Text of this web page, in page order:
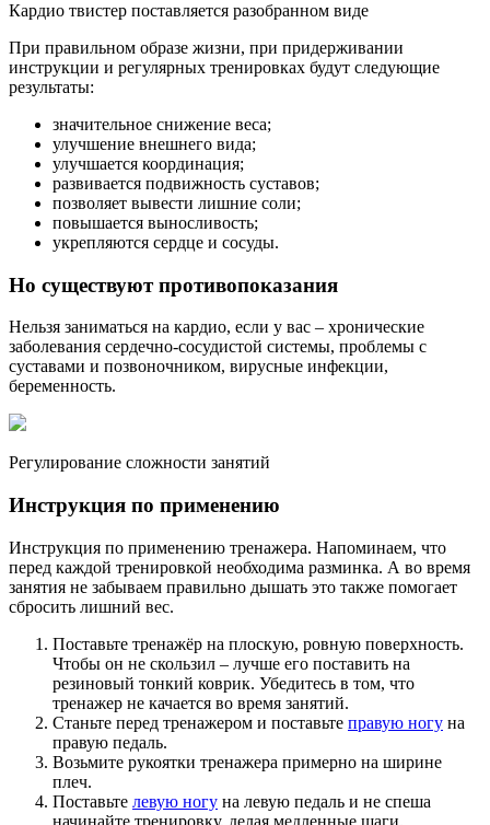
Кардио твистер поставляется разобранном виде
При правильном образе жизни, при придерживании
инструкции и регулярных тренировках будут следующие
результаты:
значительное снижение веса;
улучшение внешнего вида;
улучшается координация;
развивается подвижность суставов;
позволяет вывести лишние соли;
повышается выносливость;
укрепляются сердце и сосуды.
Но существуют противопоказания
Нельзя заниматься на кардио, если у вас – хронические
заболевания сердечно-сосудистой системы, проблемы с
суставами и позвоночником, вирусные инфекции,
беременность.
Регулирование сложности занятий
Инструкция по применению
Инструкция по применению тренажера. Напоминаем, что
перед каждой тренировкой необходима разминка. А во время
занятия не забываем правильно дышать это также помогает
сбросить лишний вес.
Поставьте тренажёр на плоскую, ровную поверхность.
Чтобы он не скользил – лучше его поставить на
резиновый тонкий коврик. Убедитесь в том, что
тренажер не качается во время занятий.
Станьте перед тренажером и поставьте правую ногу на
правую педаль.
Возьмите рукоятки тренажера примерно на ширине
плеч.
Поставьте левую ногу на левую педаль и не спеша
начинайте тренировку, делая медленные шаги.